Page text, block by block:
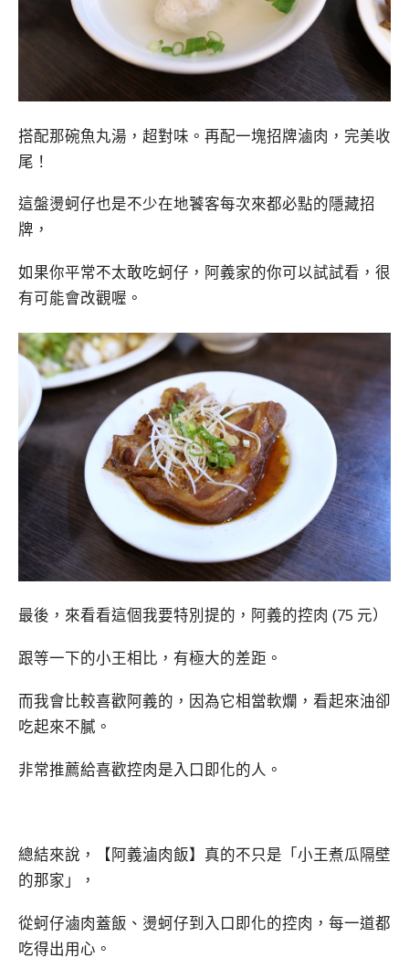
搭配那碗魚丸湯，超對味。再配一塊招牌滷肉，完美收
尾！
這盤燙蚵仔也是不少在地饕客每次來都必點的隱藏招
牌，
如果你平常不太敢吃蚵仔，阿義家的你可以試試看，很
有可能會改觀喔。
最後，來看看這個我要特別提的，阿義的控肉 (75 元）
跟等一下的小王相比，有極大的差距。
而我會比較喜歡阿義的，因為它相當軟爛，看起來油卻
吃起來不膩。
非常推薦給喜歡控肉是入口即化的人。
總結來說，【阿義滷肉飯】真的不只是「小王煮瓜隔壁
的那家」，
從蚵仔滷肉蓋飯、燙蚵仔到入口即化的控肉，每一道都
吃得出用心。